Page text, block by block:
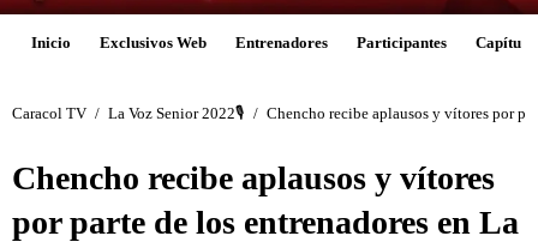
Inicio Exclusivos Web Entrenadores Participantes
Caracol TV / La Voz Senior 2022🎙️ / Chencho recibe aplausos y vítores por
Chencho recibe aplausos y vítores
por parte de los entrenadores en La